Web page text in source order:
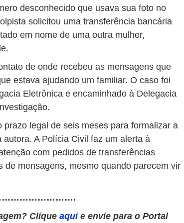
desconhecido que usava sua foto no
solicitou uma transferência bancária
em nome de uma outra mulher,
de onde recebeu as mensagens que
estava ajudando um familiar. O caso foi
Eletrônica e encaminhado à Delegacia
legal de seis meses para formalizar a
A Polícia Civil faz um alerta à
com pedidos de transferências
de mensagens, mesmo quando parecem vir
Clique aqui e envie para o Portal
José Maria Toledo de Moraes
é velado em Jaguariúna aos 87
anos
PAT de Jaguariúna promove
dois mutirões de emprego
nesta semana